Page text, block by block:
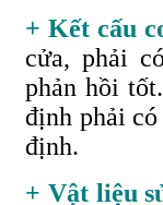
+ Kết cấu
cửa, phải
phản hồi
định phải
định.
+ Vật liệu